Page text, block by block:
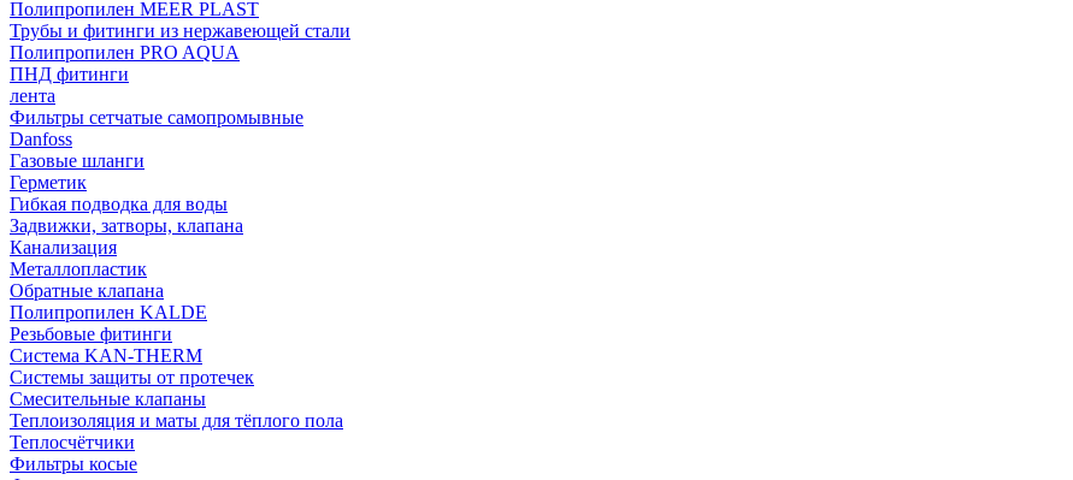
Полипропилен MEER PLAST
Трубы и фитинги из нержавеющей стали
Полипропилен PRO AQUA
ПНД фитинги
лента
Фильтры сетчатые самопромывные
Danfoss
Газовые шланги
Герметик
Гибкая подводка для воды
Задвижки, затворы, клапана
Канализация
Металлопластик
Обратные клапана
Полипропилен KALDE
Резьбовые фитинги
Система KAN-THERM
Системы защиты от протечек
Смесительные клапаны
Теплоизоляция и маты для тёплого пола
Теплосчётчики
Фильтры косые